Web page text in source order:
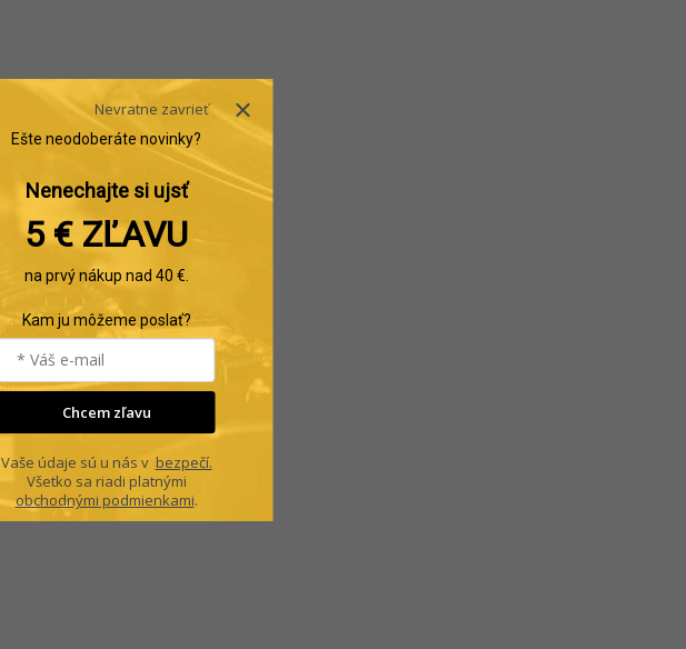
Nevratne zavrieť
Ešte neodoberáte novinky?
Nenechajte si ujsť
5 € ZĽAVU
na prvý nákup nad 40 €.
Kam ju môžeme poslať?
Chcem zľavu
Vaše údaje sú u nás v bezpečí.
Všetko sa riadi platnými
obchodnými podmienkami.